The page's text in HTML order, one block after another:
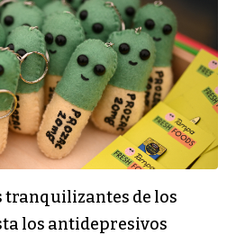
tranquilizantes de los
los antidepresivos